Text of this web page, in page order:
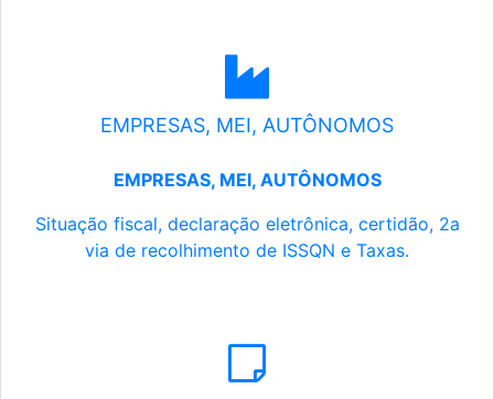
EMPRESAS, MEI, AUTÔNOMOS
EMPRESAS, MEI, AUTÔNOMOS
Situação fiscal, declaração eletrônica, certidão, 2a
via de recolhimento de ISSQN e Taxas.